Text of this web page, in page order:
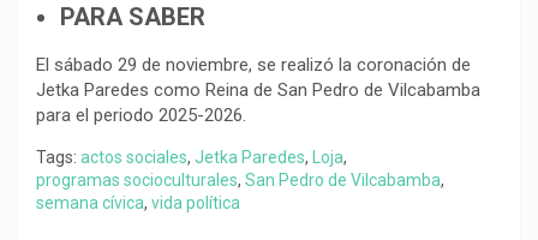
PARA SABER
El sábado 29 de noviembre, se realizó la coronación de
Jetka Paredes como Reina de San Pedro de Vilcabamba
para el periodo 2025-2026.
Tags: actos sociales, Jetka Paredes, Loja,
programas socioculturales, San Pedro de Vilcabamba,
semana cívica, vida política